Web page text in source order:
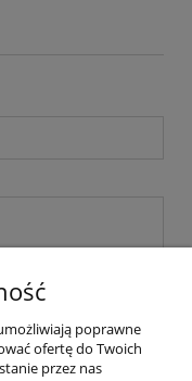
wyślij
poprawne
ofertę do Twoich
przez nas